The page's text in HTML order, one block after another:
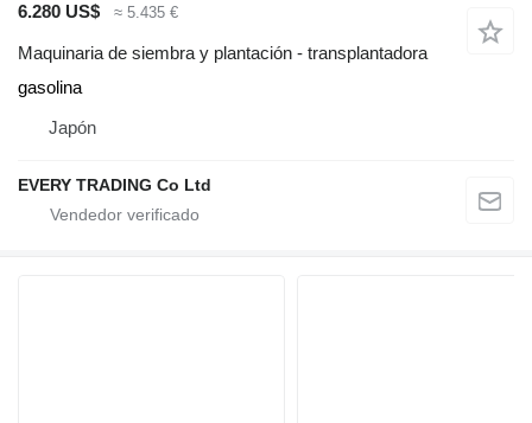
6.280 US$
≈ 5.435 €
Maquinaria de siembra y plantación - transplantadora
gasolina
Japón
EVERY TRADING Co Ltd